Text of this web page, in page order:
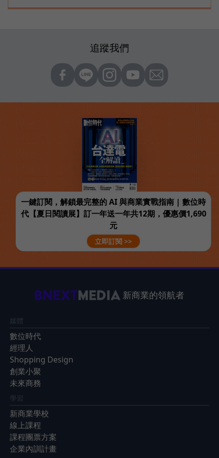
追蹤我們
一鍵訂閱，解鎖最完整的 AI 與商業實戰指南 | 數位時
代【夏日閱讀展】訂一年送一年共12期，優惠價1,690
元
立即訂閱 >>
新商業的領航者
媒體
數位時代
經理人
Shopping Design
創業小聚
未來商務
學習
新商業學校
線上課程
課程團票方案
企業內訓計畫